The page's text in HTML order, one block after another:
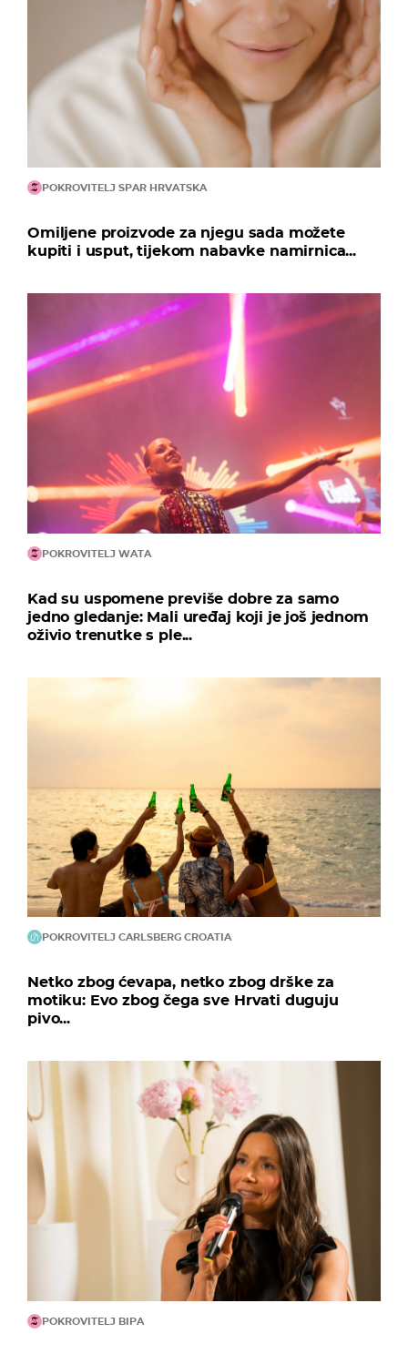
POKROVITELJ SPAR HRVATSKA
Omiljene proizvode za njegu sada možete
kupiti i usput, tijekom nabavke namirnica...
POKROVITELJ WATA
Kad su uspomene previše dobre za samo
jedno gledanje: Mali uređaj koji je još jednom
oživio trenutke s ple...
POKROVITELJ CARLSBERG CROATIA
Netko zbog ćevapa, netko zbog drške za
motiku: Evo zbog čega sve Hrvati duguju
pivo...
POKROVITELJ BIPA